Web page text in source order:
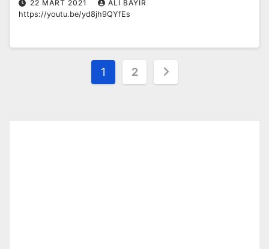
22 MART 2021
ALI BAYIR
https://youtu.be/yd8jh9QYfEs
Yazı
sayfalandırması
1 2